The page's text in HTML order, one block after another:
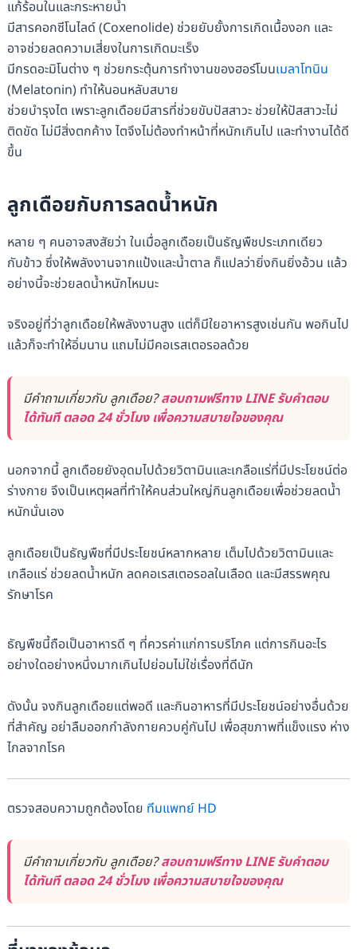
แก้ร้อนในและกระหายน้ำ
มีสารคอกซีโนไลด์ (Coxenolide) ช่วยยับยั้งการเกิดเนื้องอก และ
อาจช่วยลดความเสี่ยงในการเกิดมะเร็ง
มีกรดอะมิโนต่าง ๆ ช่วยกระตุ้นการทำงานของฮอร์โมนเมลาโทนิน
(Melatonin) ทำให้นอนหลับสบาย
ช่วยบำรุงไต เพราะลูกเดือยมีสารที่ช่วยขับปัสสาวะ ช่วยให้ปัสสาวะไม่
ติดขัด ไม่มีสิ่งตกค้าง ไตจึงไม่ต้องทำหน้าที่หนักเกินไป และทำงานได้ดี
ขึ้น
ลูกเดือยกับการลดน้ำหนัก
หลาย ๆ คนอาจสงสัยว่า ในเมื่อลูกเดือยเป็นธัญพืชประเภทเดียว
กับข้าว ซึ่งให้พลังงานจากแป้งและน้ำตาล ก็แปลว่ายิ่งกินยิ่งอ้วน แล้ว
อย่างนี้จะช่วยลดน้ำหนักไหมนะ
จริงอยู่ที่ว่าลูกเดือยให้พลังงานสูง แต่ก็มีใยอาหารสูงเช่นกัน พอกินไป
แล้วก็จะทำให้อิ่มนาน แถมไม่มีคอเรสเตอรอลด้วย
มีคำถามเกี่ยวกับ ลูกเดือย?สอบถามฟรีทาง LINE รับคำตอบ
ได้ทันที ตลอด 24 ชั่วโมง เพื่อความสบายใจของคุณ
นอกจากนี้ ลูกเดือยยังอุดมไปด้วยวิตามินและเกลือแร่ที่มีประโยชน์ต่อ
ร่างกาย จึงเป็นเหตุผลที่ทำให้คนส่วนใหญ่กินลูกเดือยเพื่อช่วยลดน้ำ
หนักนั่นเอง
ลูกเดือยเป็นธัญพืชที่มีประโยชน์หลากหลาย เต็มไปด้วยวิตามินและ
เกลือแร่ ช่วยลดน้ำหนัก ลดคอเรสเตอรอลในเลือด และมีสรรพคุณ
รักษาโรค
ธัญพืชนี้ถือเป็นอาหารดี ๆ ที่ควรค่าแก่การบริโภค แต่การกินอะไร
อย่างใดอย่างหนึ่งมากเกินไปย่อมไม่ใช่เรื่องที่ดีนัก
ดังนั้น จงกินลูกเดือยแต่พอดี และกินอาหารที่มีประโยชน์อย่างอื่นด้วย
ที่สำคัญ อย่าลืมออกกำลังกายควบคู่กันไป เพื่อสุขภาพที่แข็งแรง ห่าง
ไกลจากโรค
ตรวจสอบความถูกต้องโดย ทีมแพทย์ HD
มีคำถามเกี่ยวกับ ลูกเดือย?สอบถามฟรีทาง LINE รับคำตอบ
ได้ทันที ตลอด 24 ชั่วโมง เพื่อความสบายใจของคุณ